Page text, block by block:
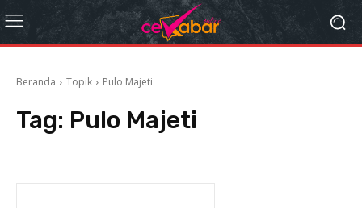
Beranda Topik Pulo Majeti
Tag: Pulo Majeti